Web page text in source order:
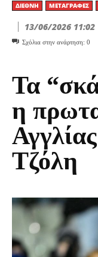
ΔΙΕΘΝΉ ΜΕΤΑΓΡΑΦΈΣ
13/06/2026 11:02
Σχόλια στην ανάρτηση: 0
Τα
η
Τζόλη